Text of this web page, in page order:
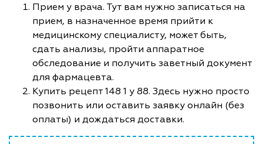
Прием у врача. Тут вам нужно записаться на
прием, в назначенное время прийти к
медицинскому специалисту, может быть,
сдать анализы, пройти аппаратное
обследование и получить заветный документ
для фармацевта.
Купить рецепт 148 1 у 88. Здесь нужно просто
позвонить или оставить заявку онлайн (без
оплаты) и дождаться доставки.